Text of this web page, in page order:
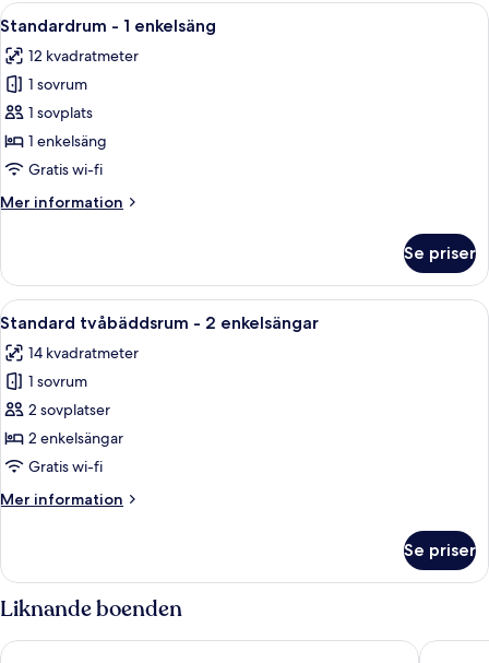
1
med
bäddsoffa
Öppna
alla
foton
för
Standardrum
-
1
Ett hotellrum med en säng, en tv,
6
Standardrum - 1 enkelsäng
12 kvadratmeter
1 sovrum
1 sovplats
1 enkelsäng
Gratis wi-fi
Mer information
Mer
-
enkelsäng
Se priser
Öppna
alla
foton
för
Standard
tvåbäddsrum
-
enkelsängar
Ett hotellrum med två sängar, en
8
Standard tvåbäddsrum - 2 enkelsängar
14 kvadratmeter
1 sovrum
2 sovplatser
2 enkelsängar
Gratis wi-fi
Mer information
Mer
tvåbäddsrum
-
2
enkelsängar
Se priser
Liknande boenden
Premier Inn München City Zentrum